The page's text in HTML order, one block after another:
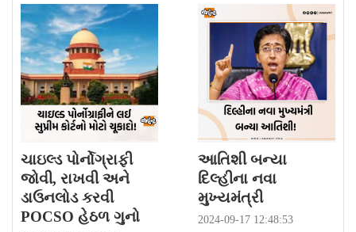
ચાઇલ્ડ પોર્નોગ્રાફી
જોવી, રાખવી અને
ડાઉનલોડ કરવી
POCSO હેઠળ ગુનો
આતિશી બન્યા
દિલ્હીના નવા
મુખ્યમંત્રી
2024-09-17 12:48:53